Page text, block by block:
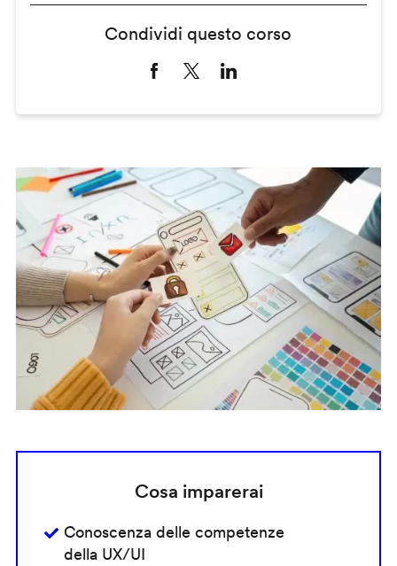
Condividi questo corso
Cosa imparerai
Conoscenza delle competenze
della UX/UI